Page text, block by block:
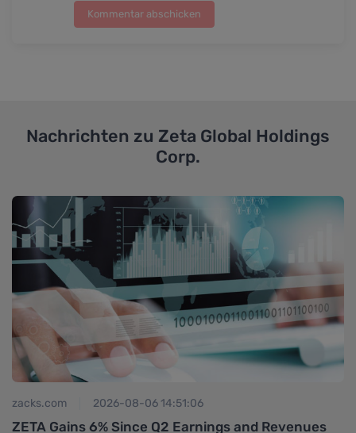
Kommentar abschicken
Nachrichten zu Zeta Global Holdings
Corp.
zacks.com 2026-08-06 14:51:06
ZETA Gains 6% Since Q2 Earnings and Revenues